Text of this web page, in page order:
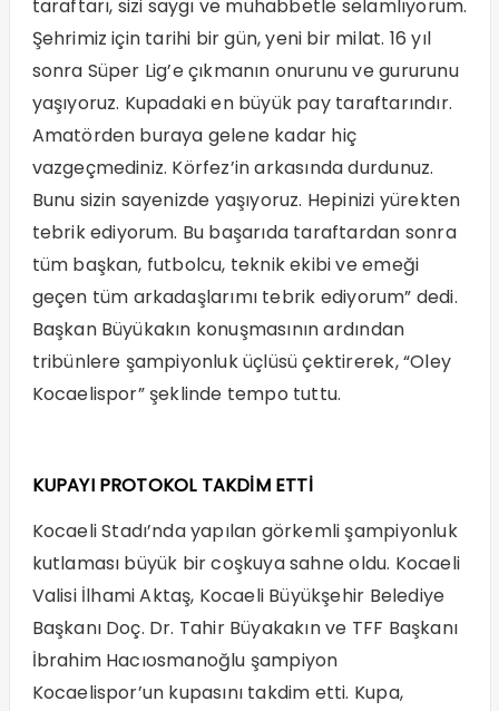
taraftarı, sizi saygı ve muhabbetle selamlıyorum.
Şehrimiz için tarihi bir gün, yeni bir milat. 16 yıl
sonra Süper Lig’e çıkmanın onurunu ve gururunu
yaşıyoruz. Kupadaki en büyük pay taraftarındır.
Amatörden buraya gelene kadar hiç
vazgeçmediniz. Körfez’in arkasında durdunuz.
Bunu sizin sayenizde yaşıyoruz. Hepinizi yürekten
tebrik ediyorum. Bu başarıda taraftardan sonra
tüm başkan, futbolcu, teknik ekibi ve emeği
geçen tüm arkadaşlarımı tebrik ediyorum” dedi.
Başkan Büyükakın konuşmasının ardından
tribünlere şampiyonluk üçlüsü çektirerek, “Oley
Kocaelispor” şeklinde tempo tuttu.
KUPAYI PROTOKOL TAKDİM ETTİ
Kocaeli Stadı’nda yapılan görkemli şampiyonluk
kutlaması büyük bir coşkuya sahne oldu. Kocaeli
Valisi İlhami Aktaş, Kocaeli Büyükşehir Belediye
Başkanı Doç. Dr. Tahir Büyakakın ve TFF Başkanı
İbrahim Hacıosmanoğlu şampiyon
Kocaelispor’un kupasını takdim etti. Kupa,